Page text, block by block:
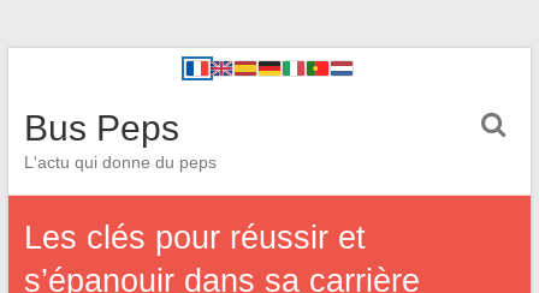
Bus Peps
L'actu qui donne du peps
Les clés pour réussir et
s’épanouir dans sa carrière